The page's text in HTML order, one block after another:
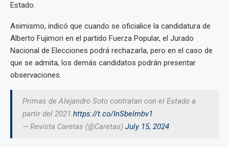
Estado.
Asimismo, indicó que cuando se oficialice la candidatura de
Alberto Fujimori en el partido Fuerza Popular, el Jurado
Nacional de Elecciones podrá rechazarla, pero en el caso de
que se admita, los demás candidatos podrán presentar
observaciones.
Primas de Alejandro Soto contratan con el Estado a
partir del 2021.https://t.co/InSbelmbv1
— Revista Caretas (@Caretas) July 15, 2024